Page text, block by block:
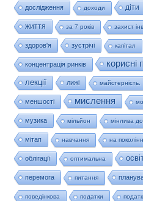
дослідження доходи діти
життя за 7 років захист
здоров'я зустрічі капітал
концентрація ринків корисні
лекції лижі майстерність.
меншості мислення
музика мільйон мінлива
мітап навчання на
облігації оптимальна
перемога питання
поведінкова податки